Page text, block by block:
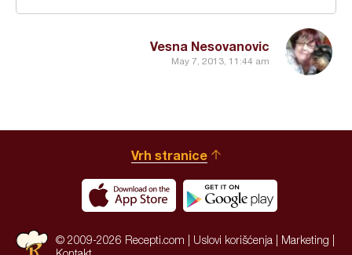
Vesna Nesovanovic
May 7, 2013, 11:44 am
Vrh stranice
© 2009-2026 Recepti.com | Uslovi korišćenja Marketing